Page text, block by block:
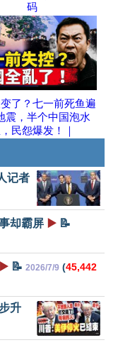
码
了？七一前死鱼遍
震，半个中国泡水
民怨爆发！｜
记者
却霸屏 ▶️ 📝
▶️ 📝 2026/7/9 (45,442
升